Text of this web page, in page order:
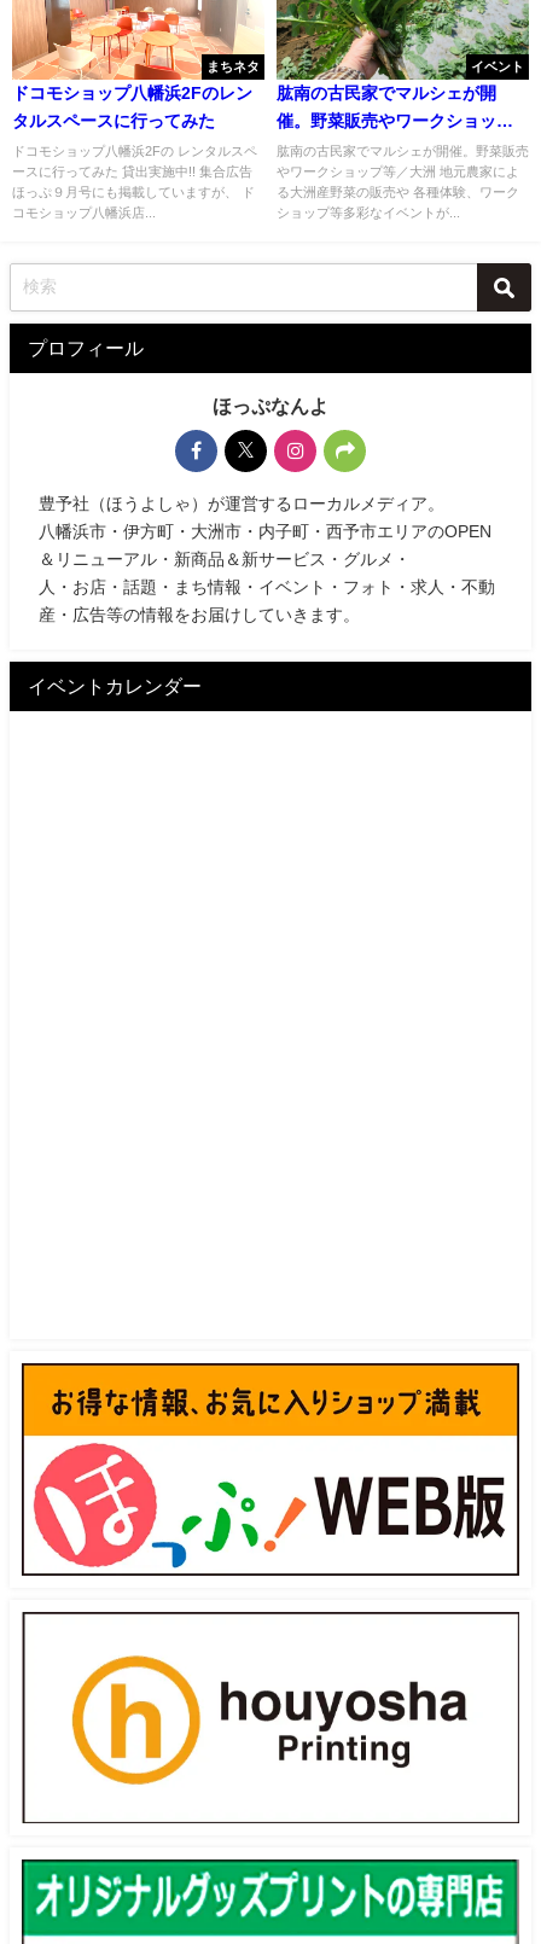
まちネタ
ドコモショップ八幡浜2Fのレン
タルスペースに行ってみた
ドコモショップ八幡浜2Fの レンタルスペ
ースに行ってみた 貸出実施中!! 集合広告
ほっぷ９月号にも掲載していますが、 ド
コモショップ八幡浜店...
イベント
肱南の古民家でマルシェが開
催。野菜販売やワークショップ
等／大洲
肱南の古民家でマルシェが開催。野菜販売
やワークショップ等／大洲 地元農家によ
る大洲産野菜の販売や 各種体験、ワーク
ショップ等多彩なイベントが...
プロフィール
ほっぷなんよ
豊予社（ほうよしゃ）が運営するローカルメディア。
八幡浜市・伊方町・大洲市・内子町・西予市エリアのOPEN
＆リニューアル・新商品＆新サービス・グルメ・
人・お店・話題・まち情報・イベント・フォト・求人・不動
産・広告等の情報をお届けしていきます。
イベントカレンダー